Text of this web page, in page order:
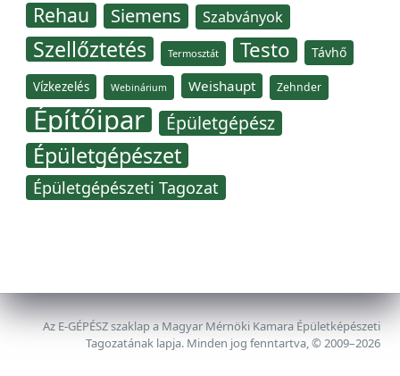
Rehau Siemens Szabványok
Szellőztetés Termosztát Testo Távhő
Vízkezelés Webinárium Weishaupt Zehnder
Építőipar Épületgépész
Épületgépészet
Épületgépészeti Tagozat
Az E-GÉPÉSZ szaklap a Magyar Mérnöki Kamara Épületképészeti
Tagozatának lapja. Minden jog fenntartva, © 2009–2026